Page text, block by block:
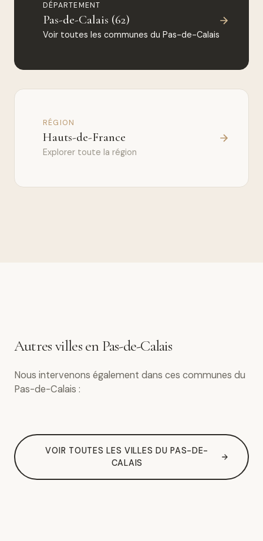
DÉPARTEMENT
Pas-de-Calais (62)
Voir toutes les communes du Pas-de-Calais
RÉGION
Hauts-de-France
Explorer toute la région
Autres villes en Pas-de-Calais
Nous intervenons également dans ces communes du
Pas-de-Calais :
VOIR TOUTES LES VILLES DU PAS-DE-
CALAIS